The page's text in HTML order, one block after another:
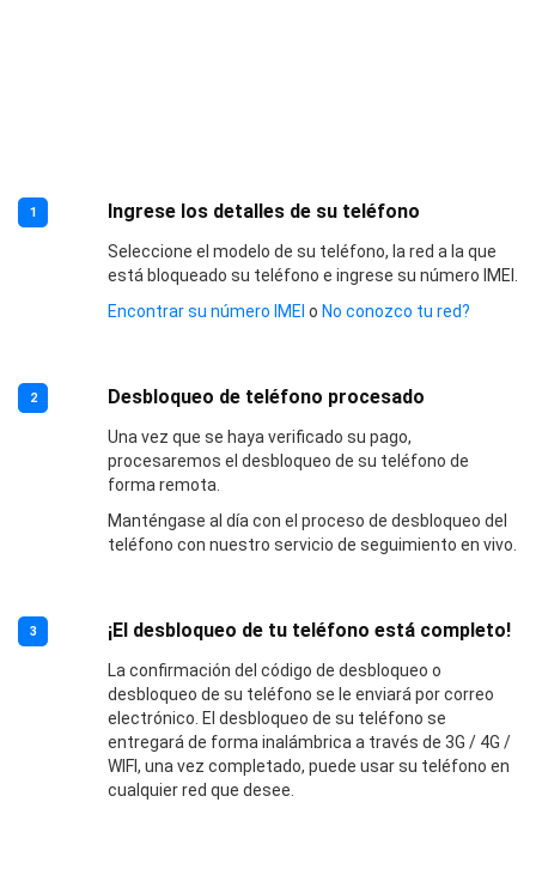
1 Ingrese los detalles de su teléfono
Seleccione el modelo de su teléfono, la red a la que
está bloqueado su teléfono e ingrese su número IMEI.
Encontrar su número IMEI o No conozco tu red?
2 Desbloqueo de teléfono procesado
Una vez que se haya verificado su pago,
procesaremos el desbloqueo de su teléfono de
forma remota.
Manténgase al día con el proceso de desbloqueo del
teléfono con nuestro servicio de seguimiento en vivo.
3 ¡El desbloqueo de tu teléfono está completo!
La confirmación del código de desbloqueo o
desbloqueo de su teléfono se le enviará por correo
electrónico. El desbloqueo de su teléfono se
entregará de forma inalámbrica a través de 3G / 4G /
WIFI, una vez completado, puede usar su teléfono en
cualquier red que desee.